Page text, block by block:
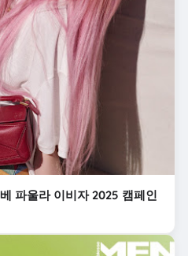
파울라 이비자 2025 캠페인